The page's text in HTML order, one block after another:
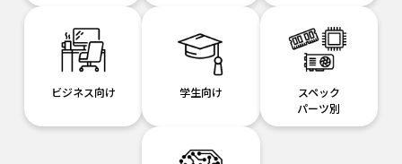
ビジネス向け 学生向け
スペック
パーツ別